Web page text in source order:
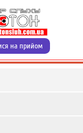
на прийом